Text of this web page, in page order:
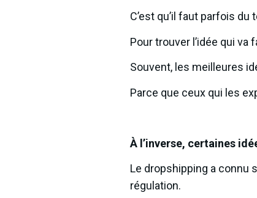
C’est qu’il faut parfois
Pour trouver l’idée qui va
Souvent, les meilleures
Parce que ceux qui les
À l’inverse, certaines
Le dropshipping a connu
régulation.